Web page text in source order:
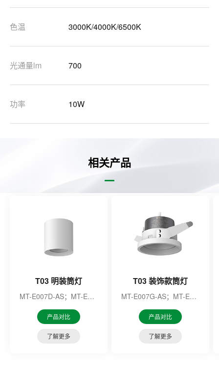
色温 3000K/4000K/6500K
光通量lm 700
功率 10W
相关产品
T03 明装筒灯
MT-E007D-AS；MT-E007E-AS；MT-E007P-AS；MT-E007Q-AS；MT-E009J-AS；MT-E009K-AS；MT-E009L-AS；MT-E009M-AS；
产品对比
了解更多
T03 装饰款筒灯
MT-E007G-AS；MT-E007H-AS
产品对比
了解更多